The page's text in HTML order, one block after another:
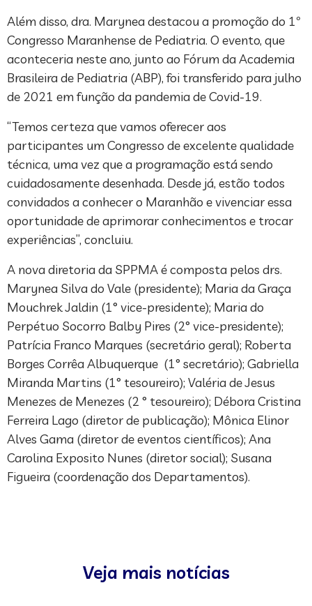
Além disso, dra. Marynea destacou a promoção do 1º
Congresso Maranhense de Pediatria. O evento, que
aconteceria neste ano, junto ao Fórum da Academia
Brasileira de Pediatria (ABP), foi transferido para julho
de 2021 em função da pandemia de Covid-19.
“Temos certeza que vamos oferecer aos
participantes um Congresso de excelente qualidade
técnica, uma vez que a programação está sendo
cuidadosamente desenhada. Desde já, estão todos
convidados a conhecer o Maranhão e vivenciar essa
oportunidade de aprimorar conhecimentos e trocar
experiências”, concluiu.
A nova diretoria da SPPMA é composta pelos drs.
Marynea Silva do Vale (presidente); Maria da Graça
Mouchrek Jaldin (1° vice-presidente); Maria do
Perpétuo Socorro Balby Pires (2° vice-presidente);
Patrícia Franco Marques (secretário geral); Roberta
Borges Corrêa Albuquerque (1° secretário); Gabriella
Miranda Martins (1° tesoureiro); Valéria de Jesus
Menezes de Menezes (2 ° tesoureiro); Débora Cristina
Ferreira Lago (diretor de publicação); Mônica Elinor
Alves Gama (diretor de eventos científicos); Ana
Carolina Exposito Nunes (diretor social); Susana
Figueira (coordenação dos Departamentos).
Veja mais notícias